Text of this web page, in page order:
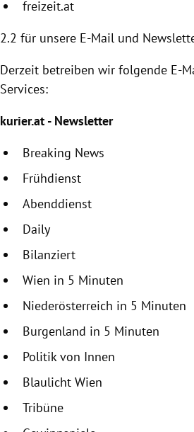
freizeit.at
2.2 für unsere E-Mail und
Derzeit betreiben wir folgende E-
Services:
kurier.at - Newsletter
Breaking News
Frühdienst
Abenddienst
Daily
Bilanziert
Wien in 5 Minuten
Niederösterreich in 5 Minuten
Burgenland in 5 Minuten
Politik von Innen
Blaulicht Wien
Tribüne